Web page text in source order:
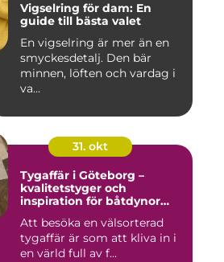
Vigselring för dam: En
guide till bästa valet
En vigselring är mer än en
smyckesdetalj. Den bär
minnen, löften och vardag i
va...
31. okt
Tygaffär i Göteborg –
kvalitetstyger och
inspiration för båtdynor
Att besöka en välsorterad
tygaffär är som att kliva in i
en värld full av f...